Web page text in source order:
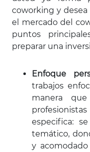
coworking y
el mercado del
puntos
preparar una
Enfoque
trabajos
manera
especifica:
temático,
y